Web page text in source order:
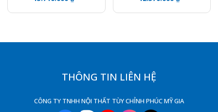
THÔNG TIN LIÊN HỆ
CÔNG TY TNHH NỘI THẤT TÙY CHỈNH PHÚC MỸ GIA